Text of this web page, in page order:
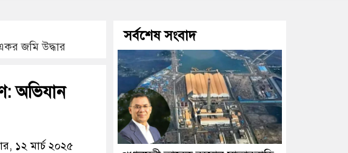
জমি উদ্ধার
অভিযান
১২ মার্চ ২০২৫
সর্বশেষ সংবাদ